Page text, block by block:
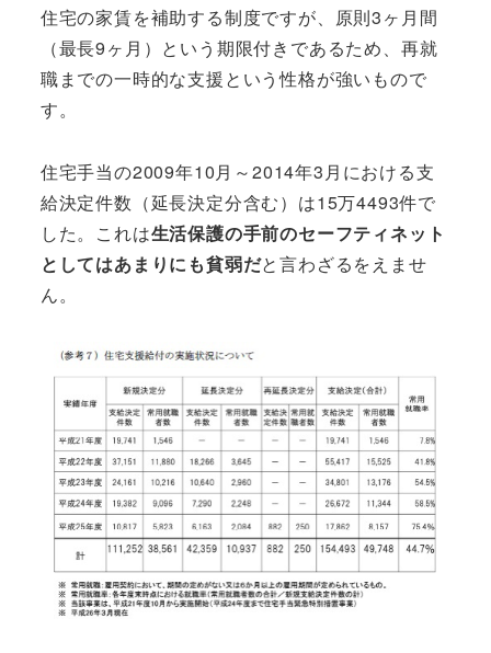
住宅の家賃を補助する制度ですが、原則3ヶ月間
（最長9ヶ月）という期限付きであるため、再就
職までの一時的な支援という性格が強いもので
す。
住宅手当の2009年10月～2014年3月における支
給決定件数（延長決定分含む）は15万4493件で
した。これは生活保護の手前のセーフティネット
としてはあまりにも貧弱だと言わざるをえませ
ん。